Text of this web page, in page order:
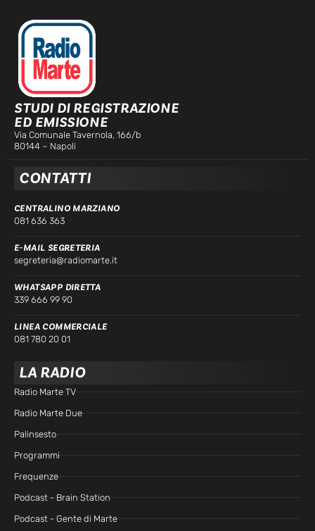
STUDI DI REGISTRAZIONE
ED EMISSIONE
Via Comunale Tavernola, 166/b
80144 – Napoli
CONTATTI
CENTRALINO MARZIANO
081 636 363
E-MAIL SEGRETERIA
segreteria@radiomarte.it
WHATSAPP DIRETTA
339 666 99 90
LINEA COMMERCIALE
081 780 20 01
LA RADIO
Radio Marte TV
Radio Marte Due
Palinsesto
Programmi
Frequenze
Podcast - Brain Station
Podcast - Gente di Marte